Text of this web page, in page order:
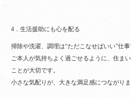
4．生活援助にも心を配る
掃除や洗濯、調理は“ただこなせばいい”仕事
ご本人が気持ちよく過ごせるように、住ま
ことが大切です。
小さな気配りが、大きな満足感につながりま